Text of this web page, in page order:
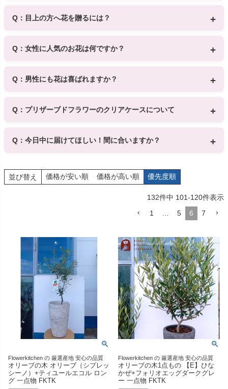
す。コンパクトで飾りやすいサイズ感のバスケットアレンジも
人気です。
Q：目上の方へ花を贈るには？
ます。感謝の気持ちを込めて、丁寧な印象のフラワーギフトを
贈りましょう。
Q：女性に人気のお花は何ですか？
す。華やかさとかわいらしさのバランスが良く、贈る相手に合
わせてアレンジしやすいお花です。
Q：男性にも花は喜ばれますか？
なく、スタイリッシュにもナチュラルにも演出できます。性別
を問わず、心に残るギフトになりますよ。
Q：プリザーブドフラワーのクリアケースについて
クリアケースが付属します。
ケース付きでない商品には、後からケースを追加することはで
Q：今日中に届けてほしい！間に合いますか？
います。
お急ぎの方は「きょうはな」をぜひご利用ください。詳しくは
並び替え 価格が安い順 価格が高い順 優先度順
132件中 101-120件表示
1
… 5 6 7
Flowerkitchen の 厳選産地 安心の品質
オリーブの木 オリーブ（シプレッ
シーノ）+ティユールエコル ロン
グ 一点物 FKTK
Flowerkitchen の 厳選産地 安心の品質
オリーブの木1点もの 【E】ひな
かぜ+フォリオエッグダークグレ
ー 一点物 FKTK